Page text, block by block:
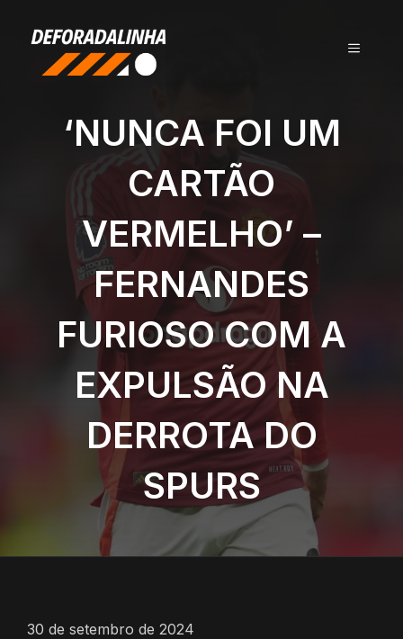
conteúdo
MENU
‘NUNCA FOI UM
CARTÃO
VERMELHO’ –
FERNANDES
FURIOSO COM A
EXPULSÃO NA
DERROTA DO
SPURS
30 de setembro de 2024